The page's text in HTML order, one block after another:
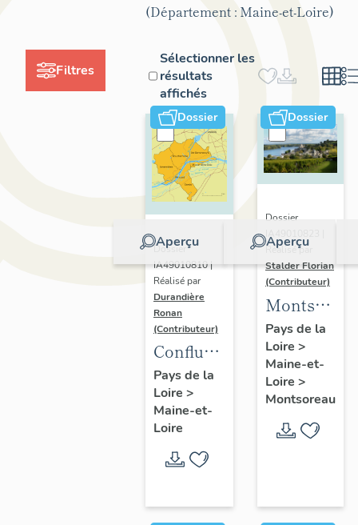
Filtres
(Département : Maine-et-Loire)
Sélectionner les
résultats
affichés
Dossier
Aperçu
Dossier
IA49010810 |
Réalisé par
Durandière
Ronan
(Contributeur)
Confluence
Maine-
Loire :
présentation
l'opération
Pays de la
Loire >
Maine-et-
Loire
Dossier
Aperçu
Dossier
IA49010823 |
Réalisé par
Stalder Florian
(Contributeur)
Montsoreau
:
de la
commune
Pays de la
Loire >
Maine-et-
Loire >
Montsoreau